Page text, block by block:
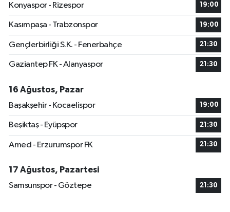
Konyaspor - Rizespor
19:00
Kasımpaşa - Trabzonspor 19:00
Gençlerbirliği S.K. - Fenerbahçe 21:30
Gaziantep FK - Alanyaspor 21:30
16 Ağustos, Pazar
Başakşehir - Kocaelispor
19:00
Beşiktaş - Eyüpspor 21:30
Amed - Erzurumspor FK 21:30
17 Ağustos, Pazartesi
Samsunspor - Göztepe
21:30